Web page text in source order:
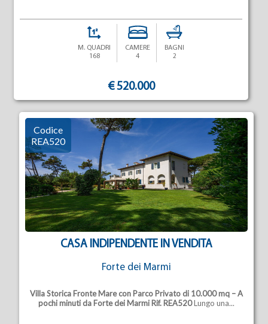
M. QUADRI
168
CAMERE
4
BAGNI
2
€ 520.000
CASA INDIPENDENTE IN VENDITA
Forte dei Marmi
Codice
REA520
Villa Storica Fronte Mare con Parco Privato di 10.000 mq – A
pochi minuti da Forte dei Marmi Rif. REA520Lungo una...